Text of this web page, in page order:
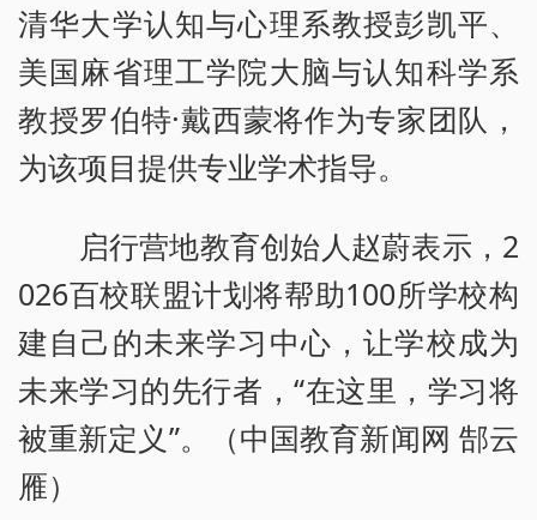
清华大学认知与心理系教授彭凯平、
美国麻省理工学院大脑与认知科学系
教授罗伯特·戴西蒙将作为专家团队，
为该项目提供专业学术指导。
启行营地教育创始人赵蔚表示，2
026百校联盟计划将帮助100所学校构
建自己的未来学习中心，让学校成为
未来学习的先行者，“在这里，学习将
被重新定义”。（中国教育新闻网 郜云
雁）